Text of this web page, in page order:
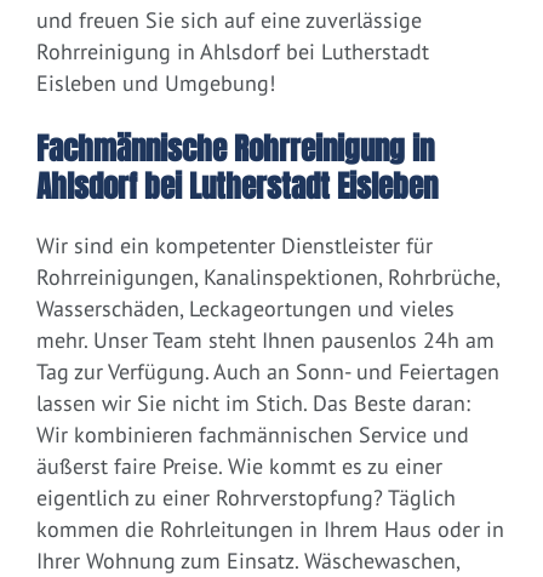
und freuen Sie sich auf eine zuverlässige
Rohrreinigung in Ahlsdorf bei Lutherstadt
Eisleben und Umgebung!
Fachmännische Rohrreinigung in
Ahlsdorf bei Lutherstadt Eisleben
Wir sind ein kompetenter Dienstleister für
Rohrreinigungen, Kanalinspektionen, Rohrbrüche,
Wasserschäden, Leckageortungen und vieles
mehr. Unser Team steht Ihnen pausenlos 24h am
Tag zur Verfügung. Auch an Sonn- und Feiertagen
lassen wir Sie nicht im Stich. Das Beste daran:
Wir kombinieren fachmännischen Service und
äußerst faire Preise. Wie kommt es zu einer
eigentlich zu einer Rohrverstopfung? Täglich
kommen die Rohrleitungen in Ihrem Haus oder in
Ihrer Wohnung zum Einsatz. Wäschewaschen,